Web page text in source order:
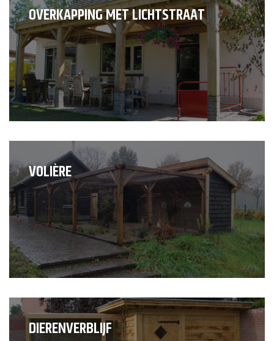
OVERKAPPING MET LICHTSTRAAT
VOLIÈRE
DIERENVERBLIJF